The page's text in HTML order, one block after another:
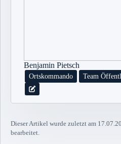
Benjamin Pietsch
Ortskommando Team
Dieser Artikel wurde zuletzt am
bearbeitet.